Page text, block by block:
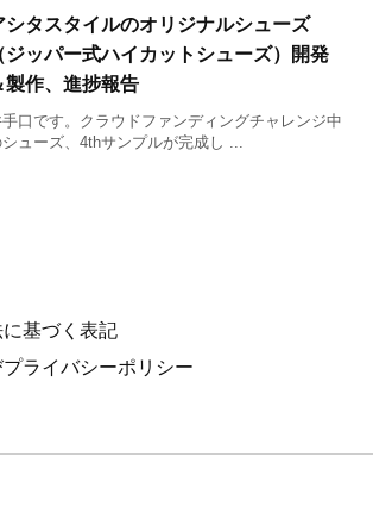
シタスタイルのオリジナルシューズ
ジッパー式ハイカットシューズ）開発
製作、進捗報告
口です。クラウドファンディングチャレンジ中
ューズ、4thサンプルが完成し ...
基づく表記
ライバシーポリシー